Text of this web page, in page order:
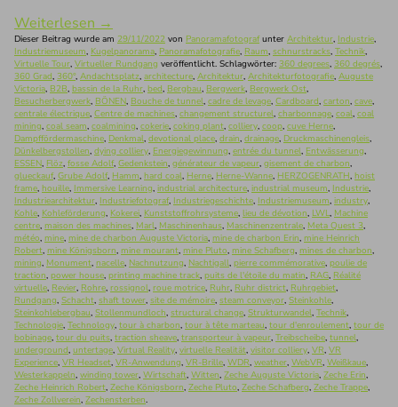
Weiterlesen →
Dieser Beitrag wurde am 29/11/2022 von Panoramafotografunter Architektur, Industrie,
Industriemuseum, Kugelpanorama, Panoramafotografie, Raum, schnurstracks, Technik,
Virtuelle Tour, Virtueller Rundgang veröffentlicht. Schlagwörter: 360 degrees, 360 degrés,
360 Grad, 360°, Andachtsplatz, architecture, Architektur, Architekturfotografie, Auguste
Victoria, B2B, bassin de la Ruhr, bed, Bergbau, Bergwerk, Bergwerk Ost,
Besucherbergwerk, BÖNEN, Bouche de tunnel, cadre de levage, Cardboard, carton, cave,
centrale électrique, Centre de machines, changement structurel, charbonnage, coal, coal
mining, coal seam, coalmining, cokerie, coking plant, colliery, coop, cuve Herne,
Dampffördermaschine, Denkmal, devotional place, drain, drainage, Druckmaschinengleis,
Dünkelbergstollen, dying colliery, Energiegewinnung, entrée du tunnel, Entwässerung,
ESSEN, Flöz, fosse Adolf, Gedenkstein, générateur de vapeur, gisement de charbon,
glueckauf, Grube Adolf, Hamm, hard coal, Herne, Herne-Wanne, HERZOGENRATH, hoist
frame, houille, Immersive Learning, industrial architecture, industrial museum, Industrie,
Industriearchitektur, Industriefotograf, Industriegeschichte, Industriemuseum, industry,
Kohle, Kohleförderung, Kokerei, Kunststoffrohrsysteme, lieu de dévotion, LWL, Machine
centre, maison des machines, Marl, Maschinenhaus, Maschinenzentrale, Meta Quest 3,
météo, mine, mine de charbon Auguste Victoria, mine de charbon Erin, mine Heinrich
Robert, mine Königsborn, mine mourant, mine Pluto, mine Schafberg, mines de charbon,
mining, Monument, nacelle, Nachnutzung, Nachtigall, pierre commémorative, poulie de
traction, power house, printing machine track, puits de l'étoile du matin, RAG, Réalité
virtuelle, Revier, Rohre, rossignol, roue motrice, Ruhr, Ruhr district, Ruhrgebiet,
Rundgang, Schacht, shaft tower, site de mémoire, steam conveyor, Steinkohle,
Steinkohlebergbau, Stollenmundloch, structural change, Strukturwandel, Technik,
Technologie, Technology, tour à charbon, tour à tête marteau, tour d'enroulement, tour de
bobinage, tour du puits, traction sheave, transporteur à vapeur, Treibscheibe, tunnel,
underground, untertage, Virtual Reality, virtuelle Realität, visitor colliery, VR, VR
Experience, VR Headset, VR-Anwendung, VR-Brille, WDR, weather, WebVR, Weißkaue,
Westerkappeln, winding tower, Wirtschaft, Witten, Zeche Auguste Victoria, Zeche Erin,
Zeche Heinrich Robert, Zeche Königsborn, Zeche Pluto, Zeche Schafberg, Zeche Trappe,
Zeche Zollverein, Zechensterben.